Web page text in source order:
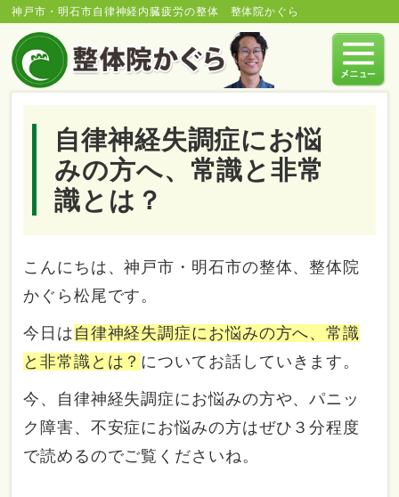
神戸市・明石市自律神経内臓疲労の整体 整体院かぐら
自律神経失調症にお悩
みの方へ、常識と非常
識とは？
こんにちは、神戸市・明石市の整体、整体院
かぐら松尾です。
今日は 自律神経失調症にお悩みの方へ、常識
と非常識とは？ についてお話していきます。
今、自律神経失調症にお悩みの方や、パニッ
ク障害、不安症にお悩みの方はぜひ３分程度
で読めるのでご覧くださいね。